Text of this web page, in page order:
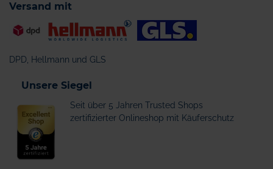
Versand mit
DPD, Hellmann und GLS
Unsere Siegel
Seit über 5 Jahren Trusted Shops
zertifizierter Onlineshop mit Käuferschutz